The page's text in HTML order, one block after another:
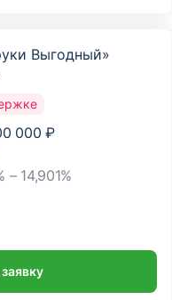
Выгодный»
000 ₽
– 14,901%